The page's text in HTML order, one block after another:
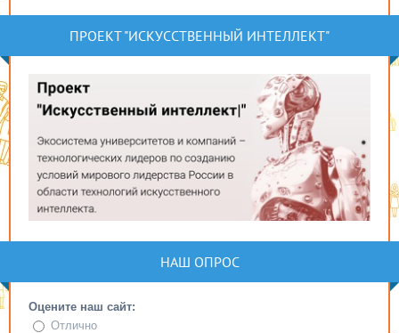
ПРОЕКТ "ИСКУССТВЕННЫЙ ИНТЕЛЛЕКТ"
НАШ ОПРОС
Оцените наш сайт:
Отлично